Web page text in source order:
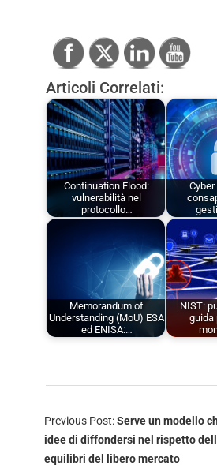
Articoli Correlati:
Continuation Flood:
vulnerabilità nel
protocollo…
Memorandum of
Understanding (MoU) ESA
ed ENISA:…
NIST:
guida
Previous Post:Serve un modello
idee di diffondersi nel rispetto
equilibri del libero mercato